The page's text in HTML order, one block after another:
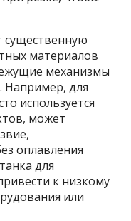
существенную
материалов
механизмы
Например, для
используется
может
оплавления
для
к низкому
или